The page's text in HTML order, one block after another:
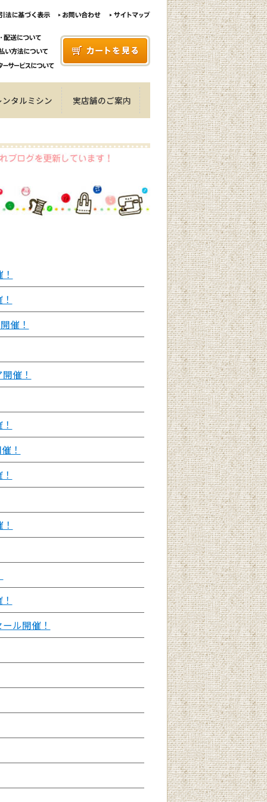
ンタルミシン 実店舗のご案内
催！
催！
！
ル開催！